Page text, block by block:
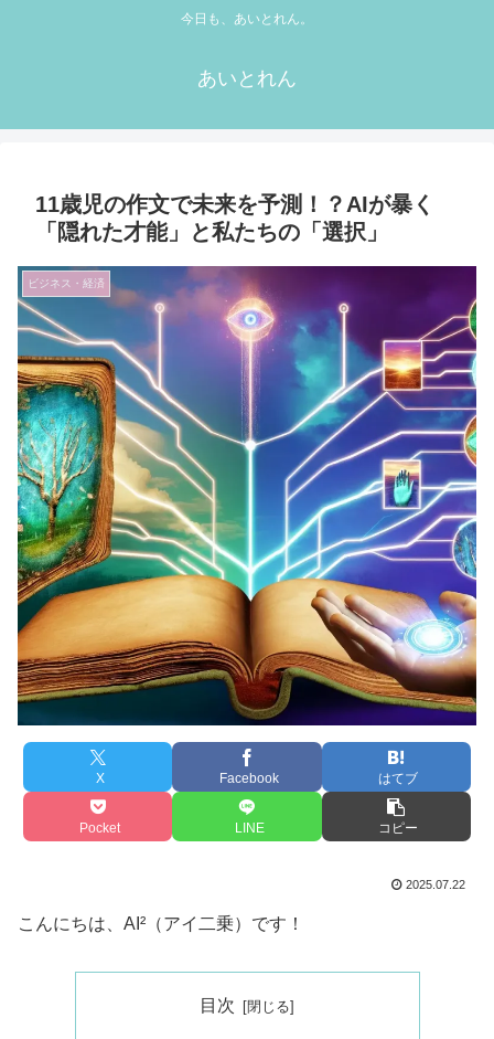
今日も、あいとれん。
あいとれん
11歳児の作文で未来を予測！？AIが暴く
「隠れた才能」と私たちの「選択」
ビジネス・経済
X Facebook はてブ
Pocket LINE コピー
2025.07.22
こんにちは、AI²（アイ二乗）です！
目次